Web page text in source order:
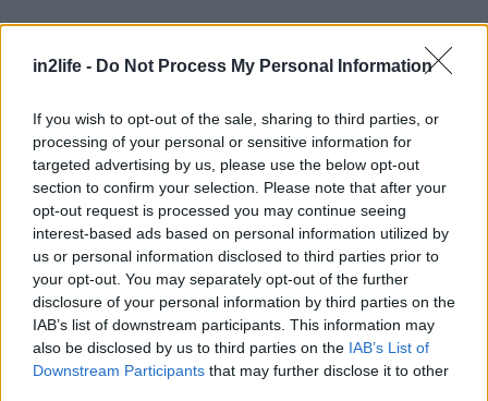
in2life - Do Not Process My Personal Information
If you wish to opt-out of the sale, sharing to third parties, or
processing of your personal or sensitive information for
targeted advertising by us, please use the below opt-out
section to confirm your selection. Please note that after your
opt-out request is processed you may continue seeing
interest-based ads based on personal information utilized by
us or personal information disclosed to third parties prior to
your opt-out. You may separately opt-out of the further
disclosure of your personal information by third parties on the
IAB’s list of downstream participants. This information may
also be disclosed by us to third parties on the IAB’s List of
Downstream Participants that may further disclose it to other
Επίδαυρος reloaded
Μπορεί οι φήμες για το μέλλον του Φεστιβάλ
Αθηνών και Επιδαύρου να είναι όλο και
σκοτεινότερες (έτσι, όμως, δεν ήταν και πέρυσι;),